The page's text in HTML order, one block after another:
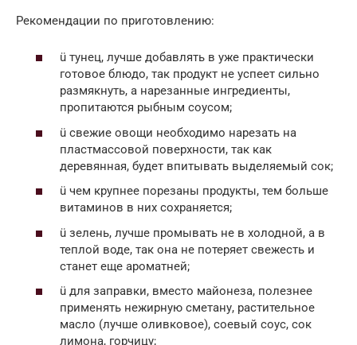
Рекомендации по приготовлению:
ü тунец, лучше добавлять в уже практически
готовое блюдо, так продукт не успеет сильно
размякнуть, а нарезанные ингредиенты,
пропитаются рыбным соусом;
ü свежие овощи необходимо нарезать на
пластмассовой поверхности, так как
деревянная, будет впитывать выделяемый сок;
ü чем крупнее порезаны продукты, тем больше
витаминов в них сохраняется;
ü зелень, лучше промывать не в холодной, а в
теплой воде, так она не потеряет свежесть и
станет еще ароматней;
ü для заправки, вместо майонеза, полезнее
применять нежирную сметану, растительное
масло (лучше оливковое), соевый соус, сок
лимона, горчицу;